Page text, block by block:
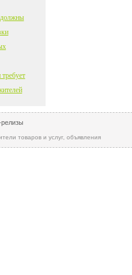
должны
товаров и услуг, объявления